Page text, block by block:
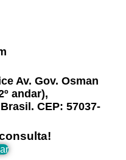
Av. Gov. Osman
andar),
CEP: 57037-